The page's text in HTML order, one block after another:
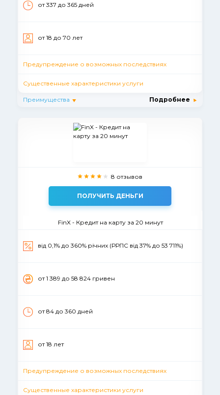
от 337 до 365 дней
от 18 до 70 лет
Предупреждение о возможных последствиях
Существенные характеристики услуги
Преимущества Подробнее
8 отзывов
ПОЛУЧИТЬ ДЕНЬГИ
FinX - Кредит на карту за 20 минут
від 0,1% до 360% річних (РРПС від 37% до 53 711%)
от 1 389 до 58 824 гривен
от 84 до 360 дней
от 18 лет
Предупреждение о возможных последствиях
Существенные характеристики услуги